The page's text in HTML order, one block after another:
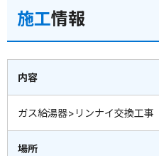
施工情報
内容
ガス給湯器>リンナイ交換工事
場所